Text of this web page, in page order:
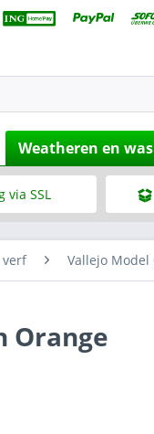
Weatheren en
via SSL
verf Vallejo Model
Orange